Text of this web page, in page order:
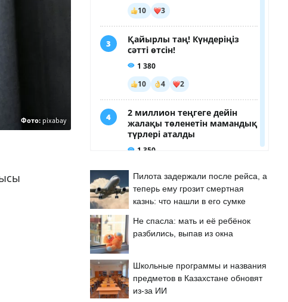
Фото: pixabay
Пилота задержали после рейса, а
теперь ему грозит смертная
казнь: что нашли в его сумке
Не спасла: мать и её ребёнок
разбились, выпав из окна
Школьные программы и названия
предметов в Казахстане обновят
из-за ИИ